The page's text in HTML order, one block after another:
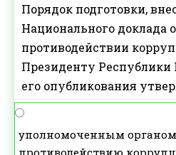
Порядок подготовки,
Национального доклада о
противодействии
Президенту Республики
его опубликования
уполномоченным
противодействию